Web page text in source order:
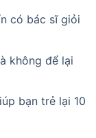
có bác sĩ giỏi
không để lại
bạn trẻ lại 10